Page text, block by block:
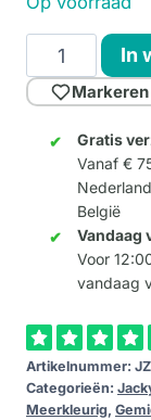
Stanley
aantal
In
Gratis
Vanaf €
België
Vandaag
Voor
vandaag
Artikelnummer:
Categorieën:
Meerkleurig,